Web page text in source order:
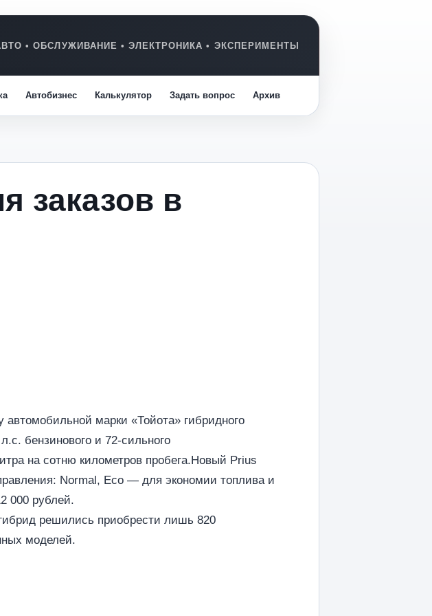
Автобизнес Калькулятор Задать вопрос Архив
заказов в
автомобильной марки «Тойота» гибридного
бензинового и 72-сильного
на сотню километров пробега.Новый Prius
Normal, Eco — для экономии топлива и
000 рублей.
решились приобрести лишь 820
моделей.